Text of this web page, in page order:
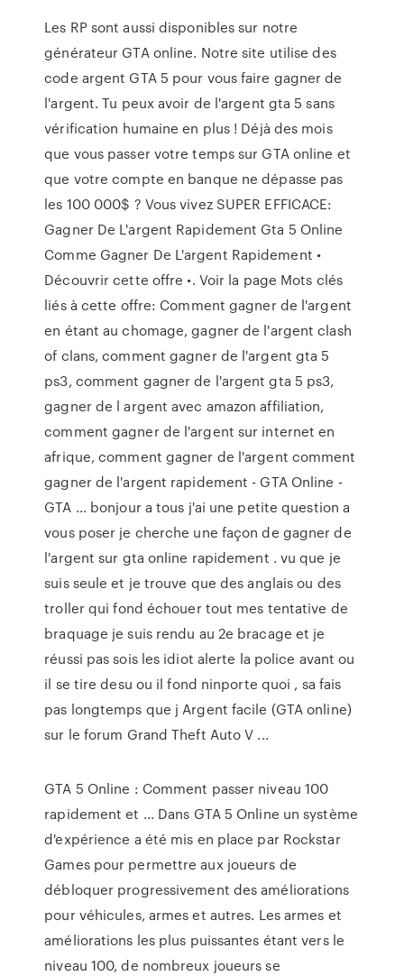
Les RP sont aussi disponibles sur notre
générateur GTA online. Notre site utilise des
code argent GTA 5 pour vous faire gagner de
l'argent. Tu peux avoir de l'argent gta 5 sans
vérification humaine en plus ! Déjà des mois
que vous passer votre temps sur GTA online et
que votre compte en banque ne dépasse pas
les 100 000$ ? Vous vivez SUPER EFFICACE:
Gagner De L'argent Rapidement Gta 5 Online
Comme Gagner De L'argent Rapidement •
Découvrir cette offre •. Voir la page Mots clés
liés à cette offre: Comment gagner de l'argent
en étant au chomage, gagner de l'argent clash
of clans, comment gagner de l'argent gta 5
ps3, comment gagner de l'argent gta 5 ps3,
gagner de l argent avec amazon affiliation,
comment gagner de l'argent sur internet en
afrique, comment gagner de l'argent comment
gagner de l'argent rapidement - GTA Online -
GTA ... bonjour a tous j'ai une petite question a
vous poser je cherche une façon de gagner de
l'argent sur gta online rapidement . vu que je
suis seule et je trouve que des anglais ou des
troller qui fond échouer tout mes tentative de
braquage je suis rendu au 2e bracage et je
réussi pas sois les idiot alerte la police avant ou
il se tire desu ou il fond ninporte quoi , sa fais
pas longtemps que j Argent facile (GTA online)
sur le forum Grand Theft Auto V ...
GTA 5 Online : Comment passer niveau 100
rapidement et ... Dans GTA 5 Online un système
d'expérience a été mis en place par Rockstar
Games pour permettre aux joueurs de
débloquer progressivement des améliorations
pour véhicules, armes et autres. Les armes et
améliorations les plus puissantes étant vers le
niveau 100, de nombreux joueurs se